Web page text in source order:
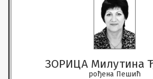
ЗОРИЦА Милутина
рођена Пешић